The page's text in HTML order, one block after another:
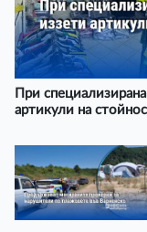
При
артикули на